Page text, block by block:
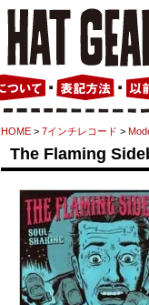
HOME > 7インチレコード >
The Flaming